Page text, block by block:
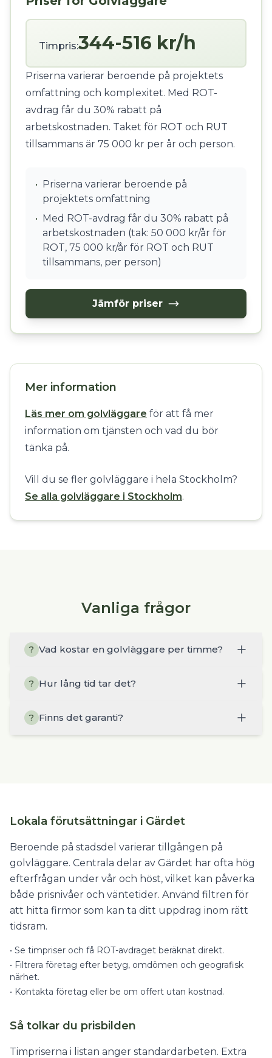
Timpris:344-516 kr/h
Priserna varierar beroende på projektets
omfattning och komplexitet. Med ROT-
avdrag får du 30% rabatt på
arbetskostnaden. Taket för ROT och RUT
tillsammans är 75 000 kr per år och person.
• Priserna varierar beroende på
projektets omfattning
• Med ROT-avdrag får du 30% rabatt på
arbetskostnaden (tak: 50 000 kr/år för
ROT, 75 000 kr/år för ROT och RUT
tillsammans, per person)
Jämför priser
Mer information
Läs mer om golvläggare för att få mer
information om tjänsten och vad du bör
tänka på.
Vill du se fler golvläggare i hela Stockholm?
Se alla golvläggare i Stockholm.
Vanliga frågor
? Vad kostar en golvläggare per timme?
? Hur lång tid tar det?
? Finns det garanti?
Lokala förutsättningar i Gärdet
Beroende på stadsdel varierar tillgången på
golvläggare. Centrala delar av Gärdet har ofta hög
efterfrågan under vår och höst, vilket kan påverka
både prisnivåer och väntetider. Använd filtren för
att hitta firmor som kan ta ditt uppdrag inom rätt
tidsram.
• Se timpriser och få ROT-avdraget beräknat direkt.
• Filtrera företag efter betyg, omdömen och geografisk
närhet.
• Kontakta företag eller be om offert utan kostnad.
Så tolkar du prisbilden
Timpriserna i listan anger standardarbeten. Extra